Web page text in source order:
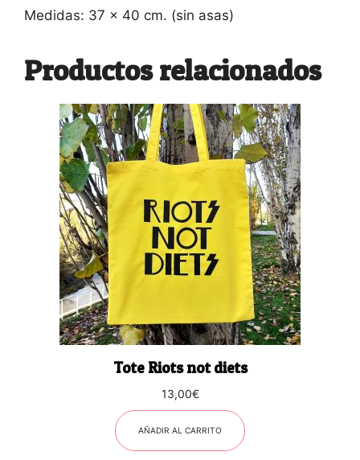
Medidas: 37 x 40 cm. (sin asas)
Productos relacionados
Tote Riots not diets
13,00€
AÑADIR AL CARRITO